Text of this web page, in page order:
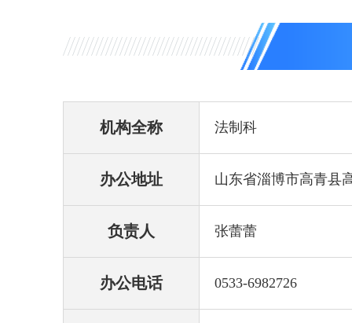
机构全称 法制科
办公地址 山东省淄博市高青县
负责人 张蕾蕾
办公电话 0533-6982726